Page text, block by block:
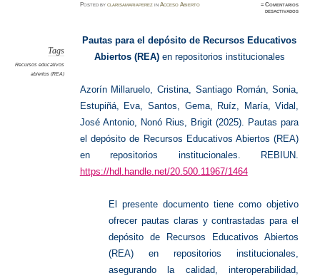
Postedbyclarisamariaperez inAcceso Abierto ≈Comentarios
desactivadosen
Tags
Recursos educativos
abiertos (REA)
Pautas para el depósito de Recursos Educativos
Abiertos (REA)en repositorios institucionales
Azorín Millaruelo, Cristina, Santiago Román, Sonia,
Estupiñá, Eva, Santos, Gema, Ruíz, María, Vidal,
José Antonio, Nonó Rius, Brigit (2025). Pautas para
el depósito de Recursos Educativos Abiertos (REA)
en repositorios institucionales. REBIUN.
https://hdl.handle.net/20.500.11967/1464
El presente documento tiene como objetivo
ofrecer pautas claras y contrastadas para el
depósito de Recursos Educativos Abiertos
(REA) en repositorios institucionales,
asegurando la calidad, interoperabilidad,